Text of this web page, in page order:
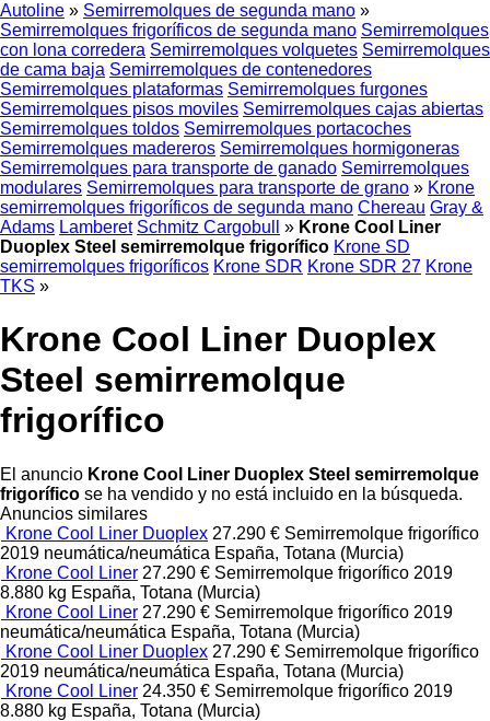
Autoline » Semirremolques de segunda mano »
Semirremolques frigoríficos de segunda mano Semirremolques
con lona corredera Semirremolques volquetes Semirremolques
de cama baja Semirremolques de contenedores
Semirremolques plataformas Semirremolques furgones
Semirremolques pisos moviles Semirremolques cajas abiertas
Semirremolques toldos Semirremolques portacoches
Semirremolques madereros Semirremolques hormigoneras
Semirremolques para transporte de ganado Semirremolques
modulares Semirremolques para transporte de grano » Krone
semirremolques frigoríficos de segunda mano Chereau Gray &
Adams Lamberet Schmitz Cargobull » Krone Cool Liner
Duoplex Steel semirremolque frigorífico Krone SD
semirremolques frigoríficos Krone SDR Krone SDR 27 Krone
TKS »
Krone Cool Liner Duoplex
Steel semirremolque
frigorífico
El anuncio Krone Cool Liner Duoplex Steel semirremolque
frigorífico se ha vendido y no está incluido en la búsqueda.
Anuncios similares
Krone Cool Liner Duoplex 27.290 € Semirremolque frigorífico
2019 neumática/neumática España, Totana (Murcia)
Krone Cool Liner 27.290 € Semirremolque frigorífico 2019
8.880 kg España, Totana (Murcia)
Krone Cool Liner 27.290 € Semirremolque frigorífico 2019
neumática/neumática España, Totana (Murcia)
Krone Cool Liner Duoplex 27.290 € Semirremolque frigorífico
2019 neumática/neumática España, Totana (Murcia)
Krone Cool Liner 24.350 € Semirremolque frigorífico 2019
8.880 kg España, Totana (Murcia)